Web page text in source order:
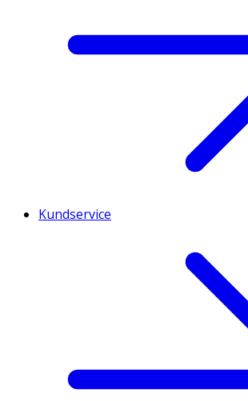
Kundservice